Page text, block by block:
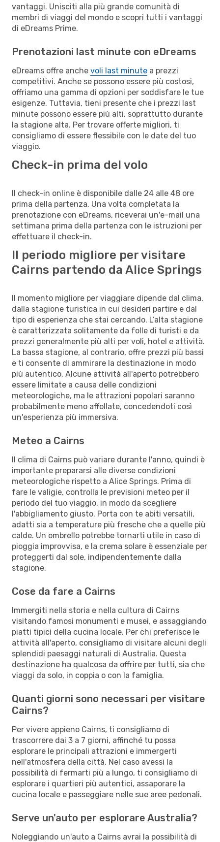
vantaggi. Unisciti alla più grande comunità di
membri di viaggi del mondo e scopri tutti i vantaggi
di eDreams Prime.
Prenotazioni last minute con eDreams
eDreams offre anche voli last minute a prezzi
competitivi. Anche se possono essere più costosi,
offriamo una gamma di opzioni per soddisfare le tue
esigenze. Tuttavia, tieni presente che i prezzi last
minute possono essere più alti, soprattutto durante
la stagione alta. Per trovare offerte migliori, ti
consigliamo di essere flessibile con le date del tuo
viaggio.
Check-in prima del volo
Il check-in online è disponibile dalle 24 alle 48 ore
prima della partenza. Una volta completata la
prenotazione con eDreams, riceverai un'e-mail una
settimana prima della partenza con le istruzioni per
effettuare il check-in.
Il periodo migliore per visitare
Cairns partendo da Alice Springs
Il momento migliore per viaggiare dipende dal clima,
dalla stagione turistica in cui desideri partire e dal
tipo di esperienza che stai cercando. L’alta stagione
è caratterizzata solitamente da folle di turisti e da
prezzi generalmente più alti per voli, hotel e attività.
La bassa stagione, al contrario, offre prezzi più bassi
e ti consente di ammirare la destinazione in modo
più autentico. Alcune attività all'aperto potrebbero
essere limitate a causa delle condizioni
meteorologiche, ma le attrazioni popolari saranno
probabilmente meno affollate, concedendoti così
un'esperienza più immersiva.
Meteo a Cairns
Il clima di Cairns può variare durante l'anno, quindi è
importante prepararsi alle diverse condizioni
meteorologiche rispetto a Alice Springs. Prima di
fare le valigie, controlla le previsioni meteo per il
periodo del tuo viaggio, in modo da scegliere
l'abbigliamento giusto. Porta con te abiti versatili,
adatti sia a temperature più fresche che a quelle più
calde. Un ombrello potrebbe tornarti utile in caso di
pioggia improvvisa, e la crema solare è essenziale per
proteggerti dal sole, indipendentemente dalla
stagione.
Cose da fare a Cairns
Immergiti nella storia e nella cultura di Cairns
visitando famosi monumenti e musei, e assaggiando
piatti tipici della cucina locale. Per chi preferisce le
attività all'aperto, consigliamo di visitare alcuni degli
splendidi paesaggi naturali di Australia. Questa
destinazione ha qualcosa da offrire per tutti, sia che
viaggi da solo, in coppia o con la famiglia.
Quanti giorni sono necessari per visitare
Cairns?
Per vivere appieno Cairns, ti consigliamo di
trascorrere dai 3 a 7 giorni, affinché tu possa
esplorare le principali attrazioni e immergerti
nell'atmosfera della città. Nel caso avessi la
possibilità di fermarti più a lungo, ti consigliamo di
esplorare i quartieri più autentici, assaporare la
cucina locale e passeggiare nelle sue aree pedonali.
Serve un'auto per esplorare Australia?
Noleggiando un'auto a Cairns avrai la possibilità di